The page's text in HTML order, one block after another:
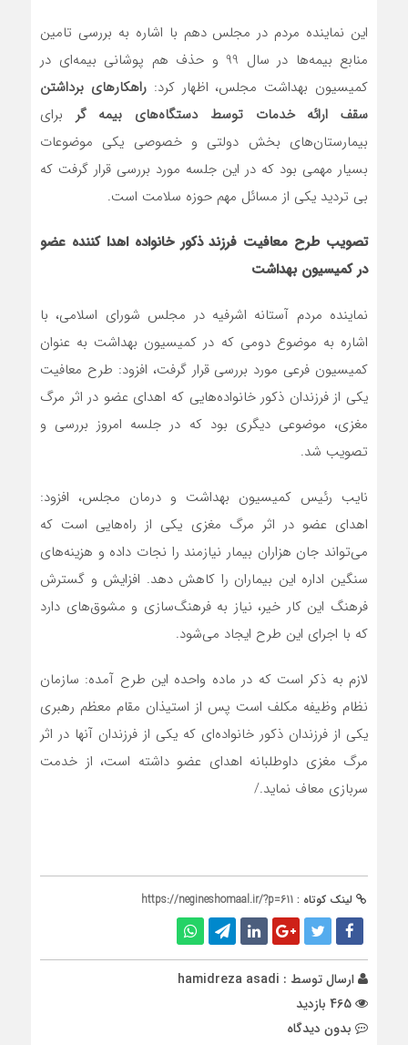
این نماینده مردم در مجلس دهم با اشاره به بررسی تامین
منابع بیمه‌ها در سال 99 و حذف هم پوشانی بیمه‌ای در
کمیسیون بهداشت مجلس، اظهار کرد:راهکارهای برداشتن
سقف ارائه خدمات توسط دستگاه‌های بیمه گر برای
بیمارستان‌های بخش دولتی و خصوصی یکی موضوعات
بسیار مهمی بود که در این جلسه مورد بررسی قرار گرفت که
بی تردید یکی از مسائل مهم حوزه سلامت است.
تصویب طرح معافیت فرزند ذکور خانواده‌ اهدا کننده عضو
در کمیسیون بهداشت
نماینده مردم آستانه اشرفیه در مجلس شورای اسلامی، با
اشاره به موضوع دومی که در کمیسیون بهداشت به عنوان
کمیسیون فرعی مورد بررسی قرار گرفت، افزود: طرح معافیت
یکی از فرزندان ذکور خانواده‌هایی که اهدای عضو در اثر مرگ
مغزی، موضوعی دیگری بود که در جلسه امروز بررسی و
تصویب شد.
نایب رئیس کمیسیون بهداشت و درمان مجلس، افزود:
اهدای عضو در اثر مرگ مغزی یکی از راه‌هایی است که
می‌تواند جان هزاران بیمار نیازمند را نجات داده و هزینه‌های
سنگین اداره این بیماران را کاهش دهد. افزایش و گسترش
فرهنگ این کار خیر، نیاز به فرهنگ‌سازی و مشوق‌های دارد
که با اجرای این طرح ایجاد می‌شود.
لازم به ذکر است که در ماده واحده این طرح آمده: سازمان
نظام وظیفه مکلف است پس از استیذان مقام معظم رهبری
یکی از فرزندان ذکور خانواده‌ای که یکی از فرزندان آنها در اثر
مرگ مغزی داوطلبانه اهدای عضو داشته است، از خدمت
سربازی معاف نماید./
لینک کوتاه : https://negineshomaal.ir/?p=611
ارسال توسط : hamidreza asadi
بدون دیدگاه